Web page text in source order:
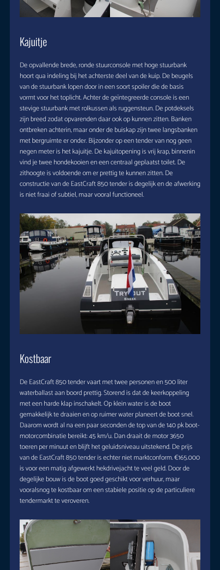
Kajuitje
De opvallende brede, ronde stuurconsole met hoge stuurbank
hoort qua indeling bij het achterste deel van de kuip. De beugels
van de stuurbank lopen door in een soort spoiler die de basis
vormt voor het toplicht. Achter de geïntegreerde console is een
stevige stuurbank met rolkussen als ruggensteun. De potdeksels
zijn breed zodat opvarenden daar ook op kunnen zitten. Banken
ontbreken achterin, maar onder de buiskap zijn twee langsbanken
met bergruimte er onder. Bijzonder op een tender van nog geen
negen meter is het kajuitje. De kajuitopening is vrij krap, binnenin
vind je twee hondekooien en een centraal geplaatst toilet. De
zithoogte is voldoende om er prettig te kunnen zitten. De
constructie van de EastCraft 850 tender is degelijk en de afwerking
is niet fraai of subtiel, maar vooral functioneel.
Kostbaar
De EastCraft 850 tender vaart met twee personen en 500 liter
waterballast aan boord prettig. Storend is dat de keerkoppeling
met een harde klap inschakelt. Op klein water is de boot
gemakkelijk te draaien en op ruimer water planeert de boot snel.
Daarom wordt al na een paar seconden de top van de 140 pk boot-
motorcombinatie bereikt: 45 km/u. Dan draait de motor 3650
toeren per minuut en blijft het geluidsniveau uitstekend. De prijs
van de EastCraft 850 tender is echter niet marktconform. €165.000
is voor een matig afgewerkt hekdrivejacht te veel geld. Door de
degelijke bouw is de boot goed geschikt voor verhuur, maar
vooralsnog te kostbaar om een stabiele positie op de particuliere
tendermarkt te veroveren.